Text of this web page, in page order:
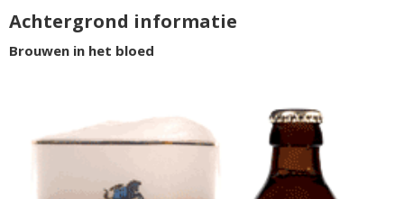
Achtergrond informatie
Brouwen in het bloed